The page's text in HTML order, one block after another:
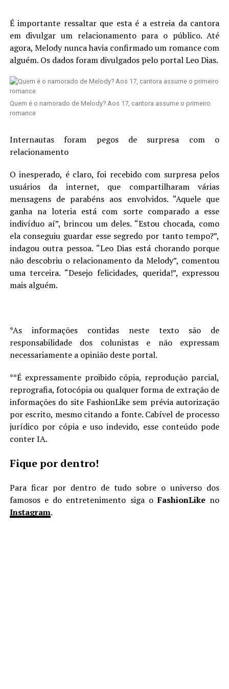
É importante ressaltar que esta é a estreia da cantora
em divulgar um relacionamento para o público. Até
agora, Melody nunca havia confirmado um romance com
alguém. Os dados foram divulgados pelo portal Leo Dias.
Quem é o namorado de Melody? Aos 17, cantora assume o primeiro
romance
Internautas foram pegos de surpresa com o
relacionamento
O inesperado, é claro, foi recebido com surpresa pelos
usuários da internet, que compartilharam várias
mensagens de parabéns aos envolvidos. “Aquele que
ganha na loteria está com sorte comparado a esse
indivíduo aí”, brincou um deles. “Estou chocada, como
ela conseguiu guardar esse segredo por tanto tempo?”,
indagou outra pessoa. “Leo Dias está chorando porque
não descobriu o relacionamento da Melody”, comentou
uma terceira. “Desejo felicidades, querida!”, expressou
mais alguém.
*As informações contidas neste texto são de
responsabilidade dos colunistas e não expressam
necessariamente a opinião deste portal.
**É expressamente proibido cópia, reprodução parcial,
reprografia, fotocópia ou qualquer forma de extração de
informações do site FashionLike sem prévia autorização
por escrito, mesmo citando a fonte. Cabível de processo
jurídico por cópia e uso indevido, esse conteúdo pode
conter IA.
Fique por dentro!
Para ficar por dentro de tudo sobre o universo dos
famosos e do entretenimento siga oFashionLike no
Instagram.